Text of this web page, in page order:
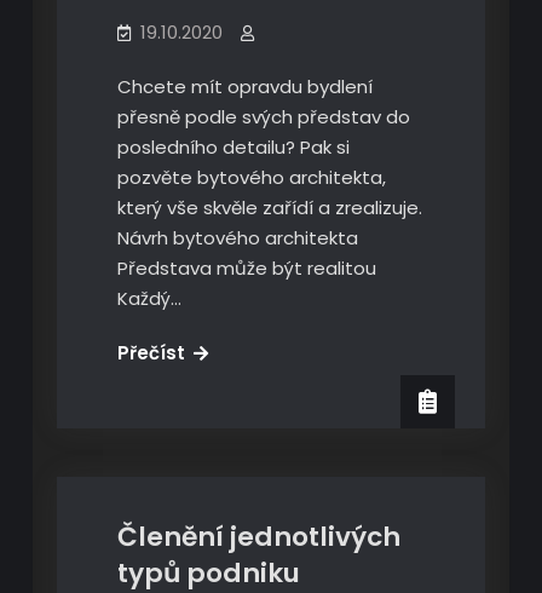
19.10.2020
Chcete mít opravdu bydlení
přesně podle svých představ do
posledního detailu? Pak si
pozvěte bytového architekta,
který vše skvěle zařídí a zrealizuje.
Návrh bytového architekta
Představa může být realitou
Každý…
PřečístNávrh
Členění jednotlivých
typů podniku